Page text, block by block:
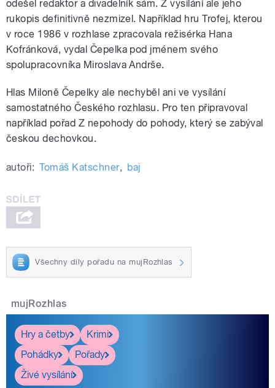
odešel redaktor a divadelník sám. Z vysílání ale jeho
rukopis definitivně nezmizel. Například hru Trofej, kterou
v roce 1986 v rozhlase zpracovala režisérka Hana
Kofránková, vydal Čepelka pod jménem svého
spolupracovníka Miroslava Andrše.
Hlas Miloně Čepelky ale nechyběl ani ve vysílání
samostatného Českého rozhlasu. Pro ten připravoval
například pořad Z nepohody do pohody, který se zabýval
českou dechovkou.
autoři: Tomáš Katschner, baj
Všechny díly pořadu na mujRozhlas
mujRozhlas
Hry a četby
Krimi
Pohádky
Pořady
Živé vysílání